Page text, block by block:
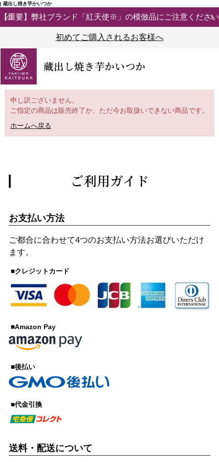
| 蔵出し焼き芋かいつか
【重要】弊社ブランド「紅天使※」の模倣品にご注意ください
初めてご購入されるお客様へ
蔵出し焼き芋かいつか
申し訳ございません。
ご指定の商品は販売終了か、ただ今お取扱いできない商品です。
ホームへ戻る
ご利用ガイド
お支払い方法
ご都合に合わせて4つのお支払い方法お選びいただけ
ます。
■クレジットカード
■Amazon Pay
■後払い
■代金引換
送料・配送について